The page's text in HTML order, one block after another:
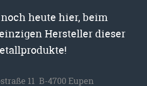
heute hier, beim
Hersteller dieser
11 B-4700 Eupen